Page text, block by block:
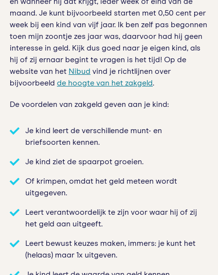
maand. Je kunt bijvoorbeeld starten met 0,50 cent per
week bij een kind van vijf jaar. Ik ben zelf pas begonnen
toen mijn zoontje zes jaar was, daarvoor had hij geen
interesse in geld. Kijk dus goed naar je eigen kind, als
hij of zij ernaar begint te vragen is het tijd! Op de
website van het Nibud vind je richtlijnen over
bijvoorbeeld de hoogte van het zakgeld.
De voordelen van zakgeld geven aan je kind:
Je kind leert de verschillende munt- en
briefsoorten kennen.
Je kind ziet de spaarpot groeien.
Of krimpen, omdat het geld meteen wordt
uitgegeven.
Leert verantwoordelijk te zijn voor waar hij of zij
het geld aan uitgeeft.
Leert bewust keuzes maken, immers: je kunt het
(helaas) maar 1x uitgeven.